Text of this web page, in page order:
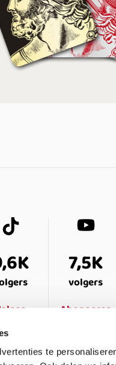
te
7,5K
volgers
Abonneren